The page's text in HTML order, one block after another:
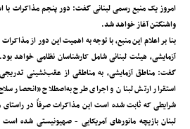
واشنگتن آغاز خواهد شد.
بنا بر اعلام این منبع، با توجه به اهمیت این دور از
آزمایشی، هیئت لبنانی شامل کارشناسان نظامی خواهد بود.
گفت: مناطق آزمایشی، به مناطقی از عقب‌نشینی
استقرار ارتش لبنان و اجرای طرح به‌اصطلاح «انحصار
شرایطی که ثابت شده است این مذاکرات صرفاً در
لبنان بازیچه مانورهای آمریکایی - صهیونیستی شده